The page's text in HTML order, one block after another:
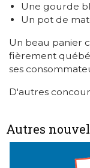
Une gourde
Un pot de
Un beau panier
fièrement
ses
D'autres
Autres